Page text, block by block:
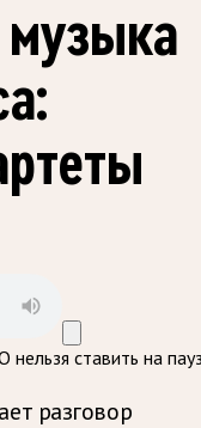
нельзя ставить на
разговор